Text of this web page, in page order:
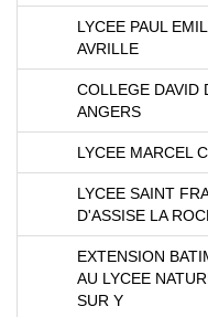
LYCEE PAUL
AVRILLE
COLLEGE DAVID
ANGERS
LYCEE MARCEL
LYCEE SAINT
D'ASSISE LA
EXTENSION
AU LYCEE
SUR Y